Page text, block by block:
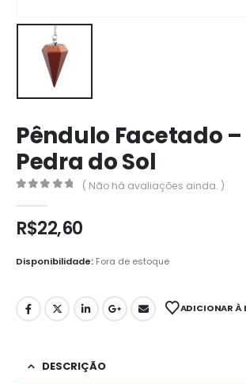
Pêndulo Facetado –
Pedra do Sol
( Não há avaliações ainda. )
R$22,60
Disponibilidade: Fora de estoque
ADICIONAR À
DESCRIÇÃO